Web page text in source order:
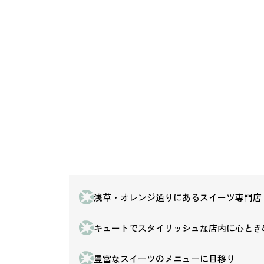
浅草・オレンジ通りにあるスイーツ専門店
キュートでスタイリッシュな店内に心と
豊富なスイーツのメニューに目移り